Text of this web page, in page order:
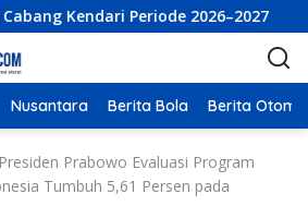
Periode 2026–2027 PT
Nusantara Berita Bola Berita
Presiden Prabowo Evaluasi Program
Tumbuh 5,61 Persen pada